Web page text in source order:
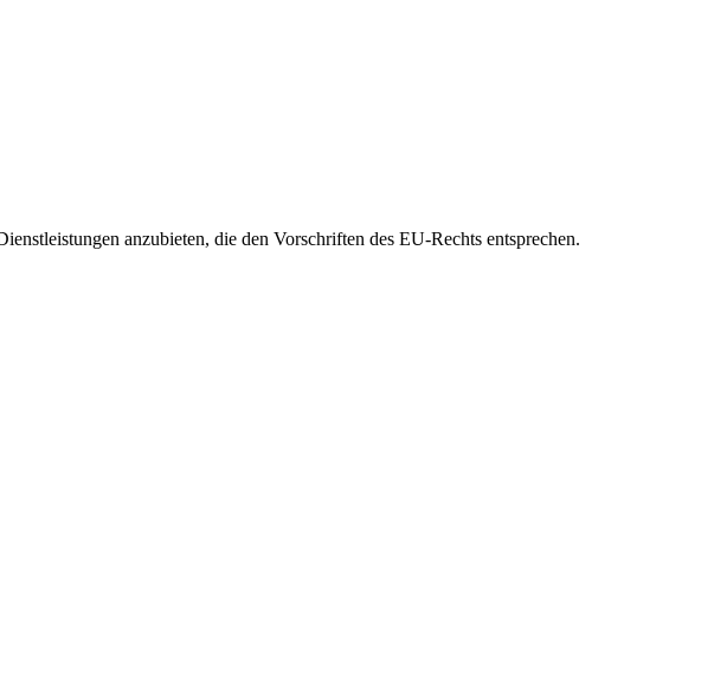
anzubieten, die den Vorschriften des EU-Rechts entsprechen.